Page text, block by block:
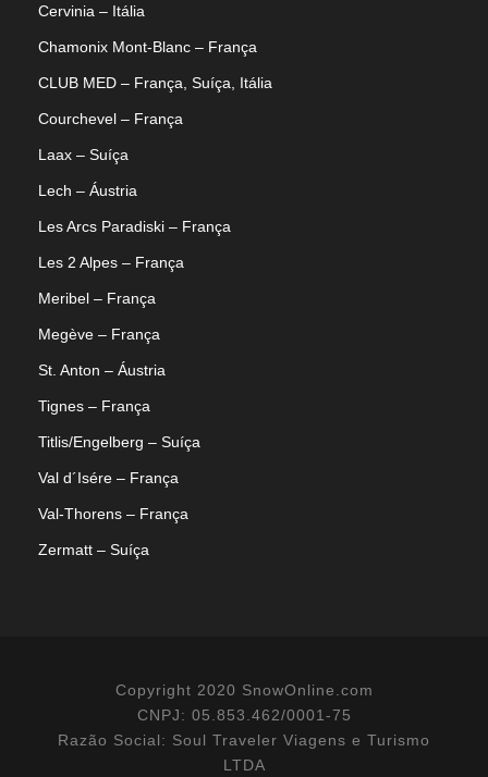
Cervinia – Itália
Chamonix Mont-Blanc – França
CLUB MED – França, Suíça, Itália
Courchevel – França
Laax – Suíça
Lech – Áustria
Les Arcs Paradiski – França
Les 2 Alpes – França
Meribel – França
Megève – França
St. Anton – Áustria
Tignes – França
Titlis/Engelberg – Suíça
Val d´Isére – França
Val-Thorens – França
Zermatt – Suíça
Copyright 2020 SnowOnline.com
CNPJ: 05.853.462/0001-75
Razão Social: Soul Traveler Viagens e Turismo
LTDA